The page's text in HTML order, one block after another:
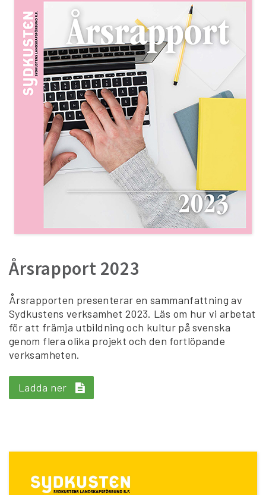
Årsrapport 2023
Årsrapporten presenterar en sammanfattning av
Sydkustens verksamhet 2023. Läs om hur vi arbetat
för att främja utbildning och kultur på svenska
genom flera olika projekt och den fortlöpande
verksamheten.
Ladda ner